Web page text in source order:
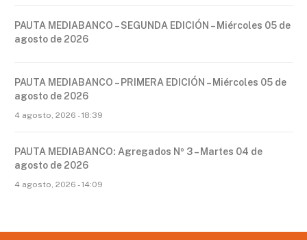
PAUTA MEDIABANCO – SEGUNDA EDICIÓN – Miércoles 05 de
agosto de 2026
PAUTA MEDIABANCO – PRIMERA EDICIÓN – Miércoles 05 de
agosto de 2026
4 agosto, 2026 - 18:39
PAUTA MEDIABANCO: Agregados Nº 3 – Martes 04 de
agosto de 2026
4 agosto, 2026 - 14:09